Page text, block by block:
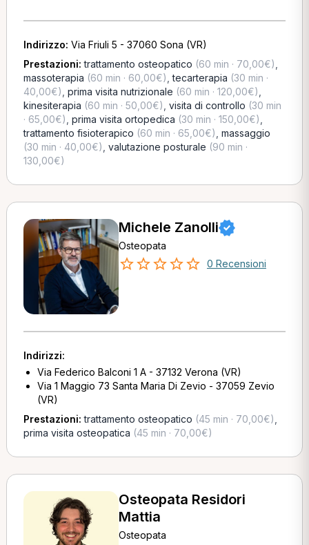
Indirizzo: Via Friuli 5 - 37060 Sona (VR)
Prestazioni:trattamento osteopatico (60 min · 70,00€)
massoterapia (60 min · 60,00€) ,tecarterapia (30 min ·
40,00€) prima visita nutrizionale (60 min · 120,00€)
kinesiterapia (60 min · 50,00€) visita di controllo (30 min
· 65,00€) prima visita ortopedica (30 min · 150,00€)
trattamento fisioterapico (60 min · 65,00€) massaggio
(30 min · 40,00€) valutazione posturale (90 min ·
130,00€)
Michele Zanolli
Osteopata
0 Recensioni
Indirizzi:
Via Federico Balconi 1 A - 37132 Verona (VR)
Via 1 Maggio 73 Santa Maria Di Zevio - 37059 Zevio
(VR)
Prestazioni:trattamento osteopatico (45 min · 70,00€)
prima visita osteopatica (45 min · 70,00€)
Osteopata Residori
Mattia
Osteopata